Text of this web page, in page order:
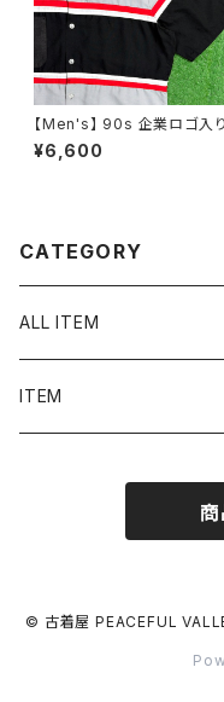
【Men's】 90s 企業ロゴ入
ークシャツ / アメリカ製 USA
90年代 シャツ ワーク 古着
¥6,600
CATEGORY
ALL ITEM
ITEM
シャツ／ブラウス
半袖シャツ / ブラウス
タンクトップ
© 古着屋 PEACEFUL